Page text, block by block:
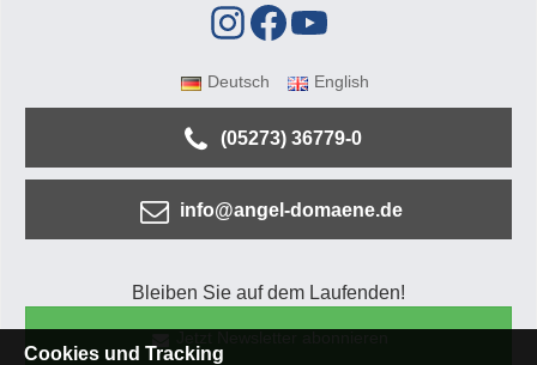
Deutsch English
(05273) 36779-0
info@angel-domaene.de
Bleiben Sie auf dem Laufenden!
Cookies und Tracking